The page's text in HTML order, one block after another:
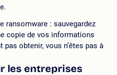
ransomware : sauvegardez
copie de vos informations
obtenir, vous n’êtes pas à
les entreprises